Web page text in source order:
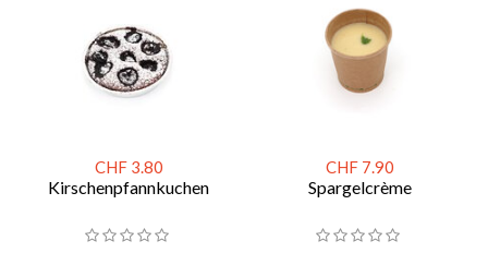
CHF 3.80
Kirschenpfannkuchen
CHF 7.90
Spargelcrème